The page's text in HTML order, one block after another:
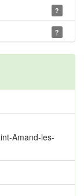
?
?
Amand-les-